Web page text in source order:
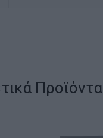
Προϊόντα